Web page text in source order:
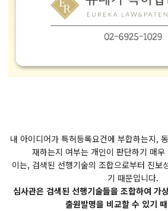
내 아이디어가 특허등록요건에 부합하는지,
재하는지 여부는 개인이 판단하기 매
이는, 검색된 선행기술의 조합으로부터 진보
기 때문입니다.
심사관은 검색된 선행기술들을 조합하여 가
출원발명을 비교할 수 있기